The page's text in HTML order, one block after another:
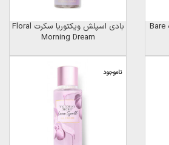
بادی اسپلش ویکتوریا سکرت Bare
بادی اسپلش ویکتوریا سکرت Floral
Morning Dream
ناموجود